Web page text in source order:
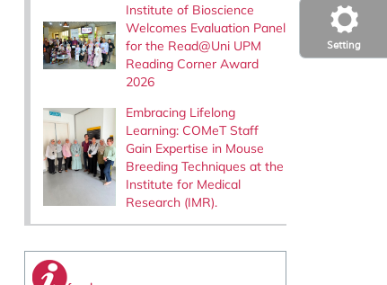
Setting
Institute of Bioscience
Welcomes Evaluation Panel
for the Read@Uni UPM
Reading Corner Award
2026
Embracing Lifelong
Learning: COMeT Staff
Gain Expertise in Mouse
Breeding Techniques at the
Institute for Medical
Research (IMR).